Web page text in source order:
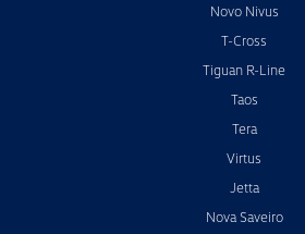
Novo Nivus
T-Cross
Tiguan R-Line
Taos
Tera
Virtus
Jetta
Nova Saveiro